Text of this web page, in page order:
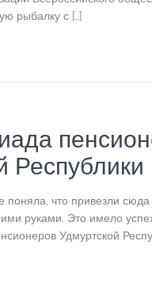
рыбалку с […]
Республики
поняла, что привезли
руками. Это имело
Удмуртской